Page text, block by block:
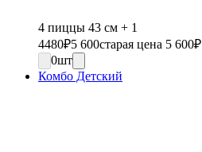
4 пиццы 43 см + 1
4480₽5 600старая цена 5 600₽
0шт
Комбо Детский